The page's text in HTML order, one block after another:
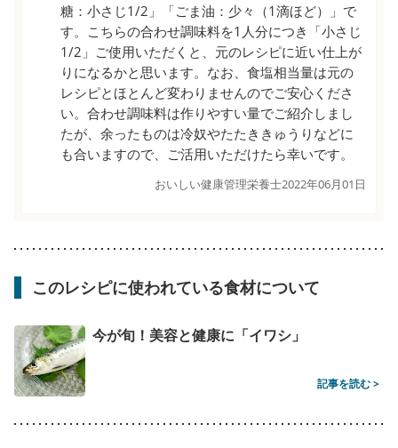
糖：小さじ1/2」「ごま油：少々（1滴ほど）」で
す。こちらの合わせ調味料を1人分につき「小さじ
1/2」ご使用いただくと、元のレシピに近い仕上が
りになるかと思います。なお、食塩相当量は元の
レシピとほとんど変わりませんのでご安心くださ
い。合わせ調味料は作りやすい量でご紹介しまし
たが、余ったものは冷奴やたたききゅうりなどに
も合いますので、ご活用いただけたら幸いです。
おいしい健康管理栄養士2022年06月01日
このレシピに使われている食材について
今が旬！美容と健康に「イワシ」
記事を読む >